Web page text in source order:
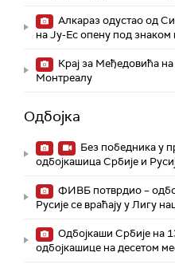
Алкараз одустао од
на Ју-Ес опену под знаком
Крај за Међедовића
Монтреалу
Одбојка
Без победника у
одбојкашица Србије и
ФИВБ потврдио –
Русије се враћају у Лигу
Одбојкаши Србије на
одбојкашице на десетом